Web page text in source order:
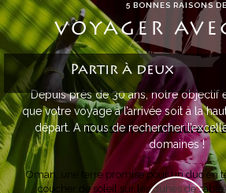
Partir à deux
Evasion en amoureux
Oman, une terre promise pour un duo en
coucher de soleil sur les dunes de
5 BONNES RAISONS DE
VOYAGER
Depuis près de 30 ans, notre objectif
que votre voyage à l’arrivée soit à la
départ. A nous de rechercher
domaines !